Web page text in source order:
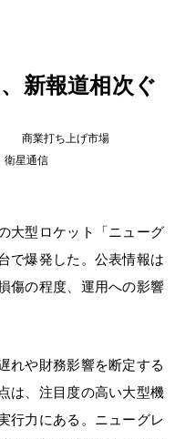
新報道相次ぐ
商業打ち上げ市場
衛星通信
大型ロケット「ニューグ
で爆発した。公表情報は
傷の程度、運用への影響
れや財務影響を断定する
は、注目度の高い大型機
行力にある。ニューグレ